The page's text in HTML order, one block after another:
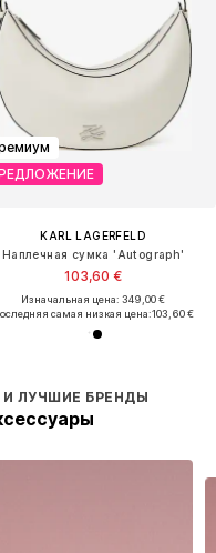
ЛУЧШИЕ БРЕНДЫ
KARL LAGERFELD
Наплечная сумка 'Autograph'
103,60 €
Изначальная цена: 349,00 €
самая низкая цена:103,60 €